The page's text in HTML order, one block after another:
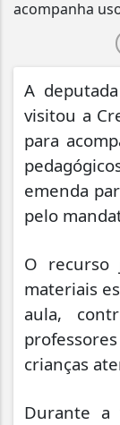
A
visitou a
para
emenda
pelo
O recurso
materiais
aula,
crianças
Durante a